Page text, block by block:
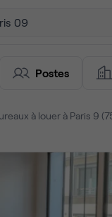
09
Postes
à louer à Paris 9